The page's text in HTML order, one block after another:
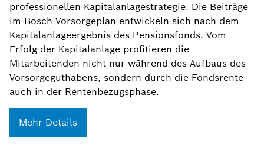
professionellen Kapitalanlagestrategie. Die Beiträge
im Bosch Vorsorgeplan entwickeln sich nach dem
Kapitalanlageergebnis des Pensionsfonds. Vom
Erfolg der Kapitalanlage profitieren die
Mitarbeitenden nicht nur während des Aufbaus des
Vorsorgeguthabens, sondern durch die Fondsrente
auch in der Rentenbezugsphase.
Mehr Details